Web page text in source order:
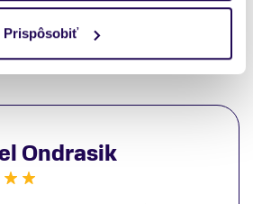
Prispôsobiť
Ondrasik